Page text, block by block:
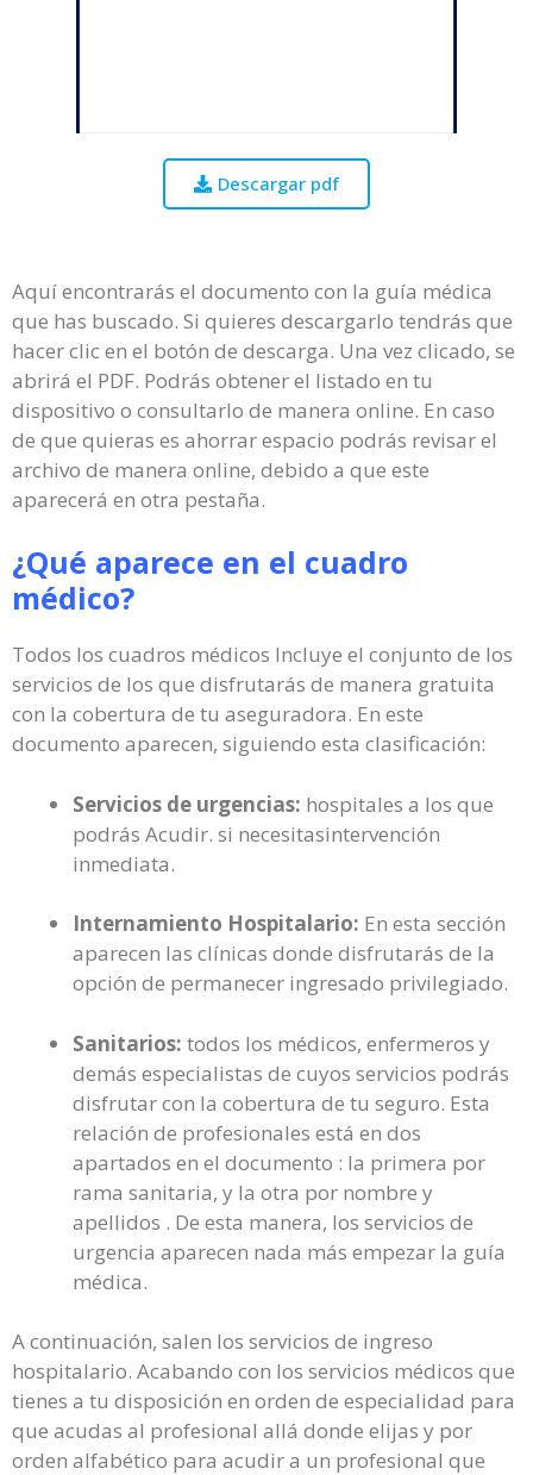
Descargar pdf
Aquí encontrarás el documento con la guía médica
que has buscado. Si quieres descargarlo tendrás que
hacer clic en el botón de descarga. Una vez clicado, se
abrirá el PDF. Podrás obtener el listado en tu
dispositivo o consultarlo de manera online. En caso
de que quieras es ahorrar espacio podrás revisar el
archivo de manera online, debido a que este
aparecerá en otra pestaña.
¿Qué aparece en el cuadro
médico?
Todos los cuadros médicos Incluye el conjunto de los
servicios de los que disfrutarás de manera gratuita
con la cobertura de tu aseguradora. En este
documento aparecen, siguiendo esta clasificación:
Servicios de urgencias: hospitales a los que
podrás Acudir. si necesitasintervención
inmediata.
Internamiento Hospitalario: En esta sección
aparecen las clínicas donde disfrutarás de la
opción de permanecer ingresado privilegiado.
Sanitarios: todos los médicos, enfermeros y
demás especialistas de cuyos servicios podrás
disfrutar con la cobertura de tu seguro. Esta
relación de profesionales está en dos
apartados en el documento : la primera por
rama sanitaria, y la otra por nombre y
apellidos . De esta manera, los servicios de
urgencia aparecen nada más empezar la guía
médica.
A continuación, salen los servicios de ingreso
hospitalario. Acabando con los servicios médicos que
tienes a tu disposición en orden de especialidad para
que acudas al profesional allá donde elijas y por
orden alfabético para acudir a un profesional que